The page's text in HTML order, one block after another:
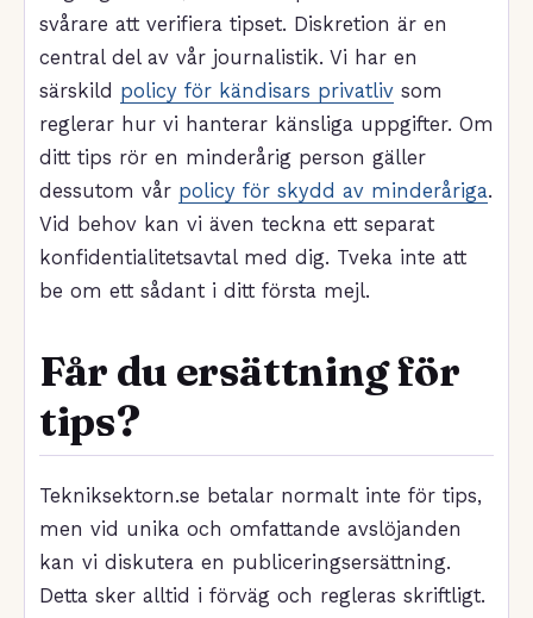
svårare att verifiera tipset. Diskretion är en
central del av vår journalistik. Vi har en
särskild policy för kändisars privatliv som
reglerar hur vi hanterar känsliga uppgifter. Om
ditt tips rör en minderårig person gäller
dessutom vår policy för skydd av minderåriga.
Vid behov kan vi även teckna ett separat
konfidentialitetsavtal med dig. Tveka inte att
be om ett sådant i ditt första mejl.
Får du ersättning för
tips?
Tekniksektorn.se betalar normalt inte för tips,
men vid unika och omfattande avslöjanden
kan vi diskutera en publiceringsersättning.
Detta sker alltid i förväg och regleras skriftligt.